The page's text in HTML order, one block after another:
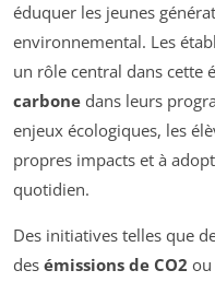
éduquer les jeunes
environnemental. Les
un rôle central dans cette
carbone dans leurs
enjeux écologiques, les
propres impacts et à
quotidien.
Des initiatives telles que
des émissions de CO2 ou